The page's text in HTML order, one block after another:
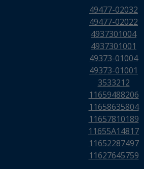
49477-02032
49477-02022
4937301004
4937301001
49373-01004
49373-01001
3533212
11659488206
11658635804
11657810189
11655A14817
11652287497
11627645759